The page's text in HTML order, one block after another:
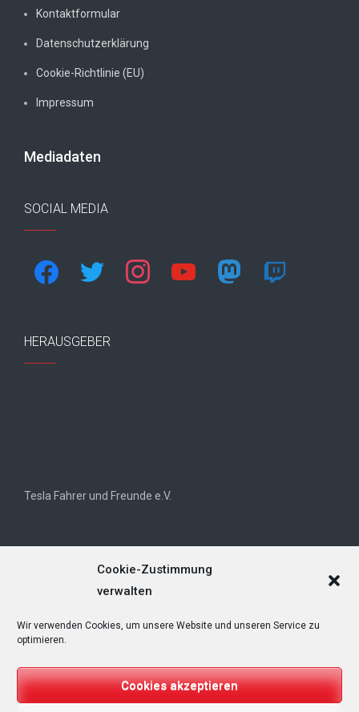
Cookie-Zustimmung
verwalten
Wir verwenden Cookies, um unsere Website und unseren Service zu
optimieren.
Cookies akzeptieren
Kontaktformular
Datenschutzerklärung
Cookie-Richtlinie (EU)
Impressum
Mediadaten
SOCIAL MEDIA
facebook twitter instagram youtube mastodon twitch
HERAUSGEBER
Tesla Fahrer und Freunde e.V.
Tesla Owners Club Helvetia (TOCH)